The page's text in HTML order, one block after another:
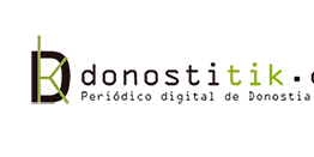
contenido